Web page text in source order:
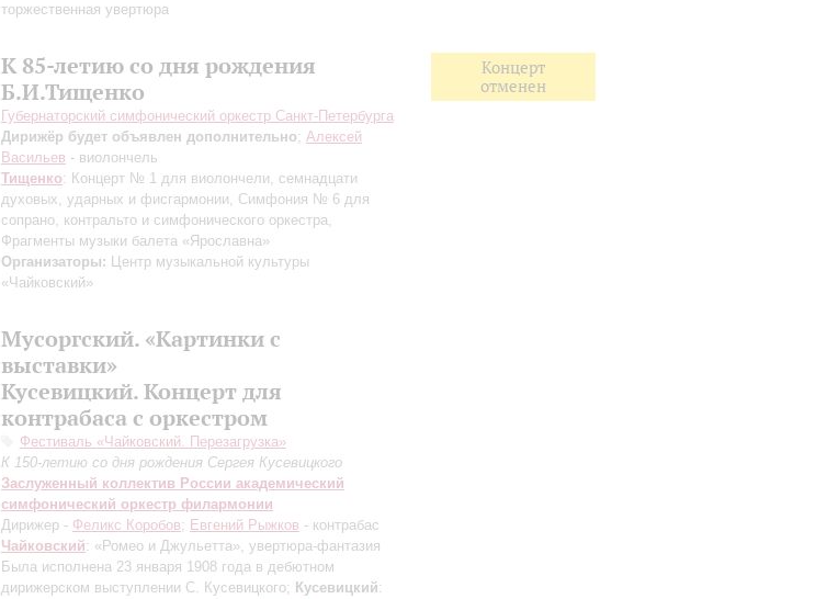
торжественная увертюра
К 85-летию со дня рождения
Б.И.Тищенко
Губернаторский симфонический оркестр Санкт-Петербурга
Дирижёр будет объявлен дополнительно; Алексей
Васильев - виолончель
Тищенко: Концерт № 1 для виолончели, семнадцати
духовых, ударных и фисгармонии, Симфония № 6 для
сопрано, контральто и симфонического оркестра,
Фрагменты музыки балета «Ярославна»
Организаторы: Центр музыкальной культуры
«Чайковский»
Концерт
отменен
Мусоргский. «Картинки с
выставки»
Кусевицкий. Концерт для
контрабаса с оркестром
Фестиваль «Чайковский. Перезагрузка»
К 150-летию со дня рождения Сергея Кусевицкого
Заслуженный коллектив России академический
симфонический оркестр филармонии
Дирижер - Феликс Коробов; Евгений Рыжков - контрабас
Чайковский: «Ромео и Джульетта», увертюра-фантазия
Была исполнена 23 января 1908 года в дебютном
дирижерском выступлении С. Кусевицкого; Кусевицкий: